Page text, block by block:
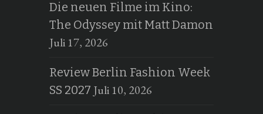
Die neuen Filme im Kino:
The Odyssey mit Matt Damon
Juli 17, 2026
Review Berlin Fashion Week
SS 2027 Juli 10, 2026